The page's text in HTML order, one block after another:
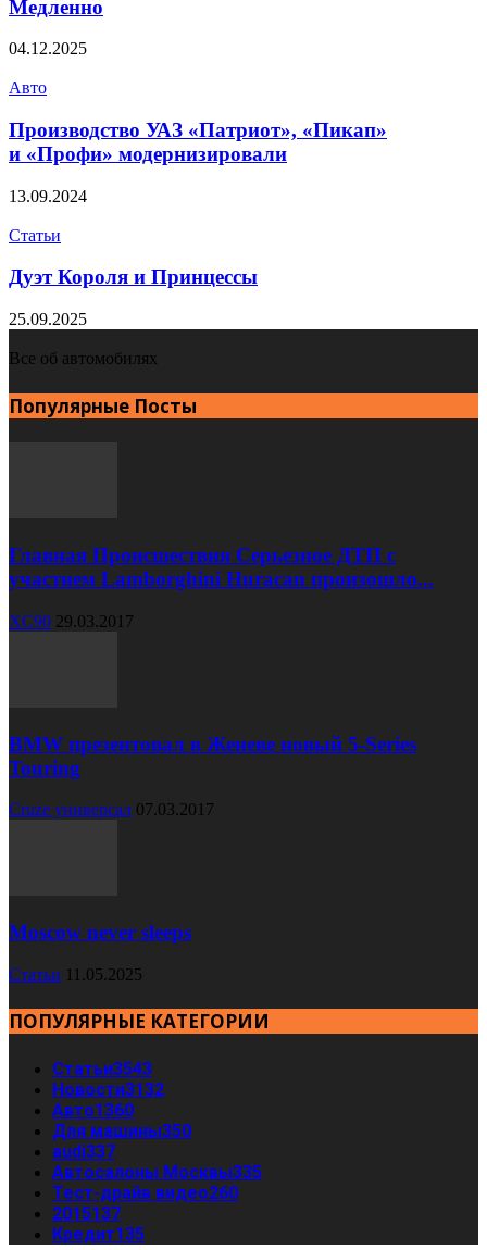
Медленно
04.12.2025
Авто
Производство УАЗ «Патриот», «Пикап»
и «Профи» модернизировали
13.09.2024
Статьи
Дуэт Короля и Принцессы
25.09.2025
Все об автомобилях
Популярные Посты
Главная Происшествия Серьезное ДТП с
участием Lamborghini Huracan произошло...
XC90 29.03.2017
BMW презентовал в Женеве новый 5-Series
Touring
Cruze универсал 07.03.2017
Moscow never sleeps
Статьи 11.05.2025
ПОПУЛЯРНЫЕ КАТЕГОРИИ
Статьи3543
Новости3132
Авто1360
Для машины350
audi337
Автосалоны Москвы335
Тест-драйв видео260
2015137
Кредит135